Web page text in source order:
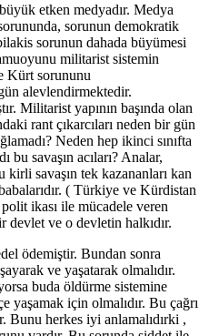
etken medyadır. Medya
sorunun demokratik
sorunun dahada büyümesi
militarist sistemin
Kürt sorununu
alevlendirmektedir.
Militarist yapının başında olan
rant çıkarcıları neden bir gün
Neden hep ikinci sınıfta
bu savaşın acıları? Analar,
savaşın tek kazananları kan
( Türkiye ve Kürdistan
ikası ile mücadele veren
devlet ve o devletin halkıdır.
ödemiştir. Bundan sonra
ve yaşatarak olmalıdır.
buda öldürme sistemine
yaşamak için olmalıdır. Bu çağrı
herkes iyi anlamalıdırki ,